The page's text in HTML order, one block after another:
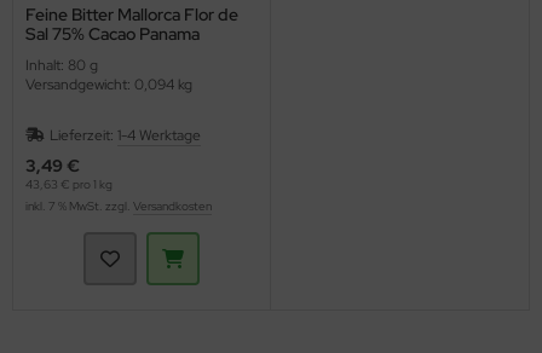
Feine Bitter Mallorca Flor de
Sal 75% Cacao Panama
Inhalt: 80 g
Versandgewicht: 0,094 kg
Lieferzeit: 1-4 Werktage
3,49 €
43,63 € pro 1 kg
inkl. 7 % MwSt. zzgl. Versandkosten